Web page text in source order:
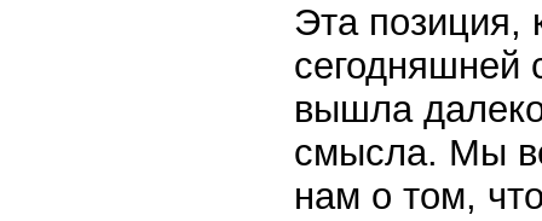
Эта позиция,
сегодняшней
вышла
смысла. Мы
нам о том,